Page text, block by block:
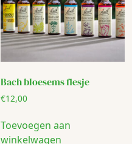
Bach bloesems flesje
€12,00
Toevoegen aan
winkelwagen